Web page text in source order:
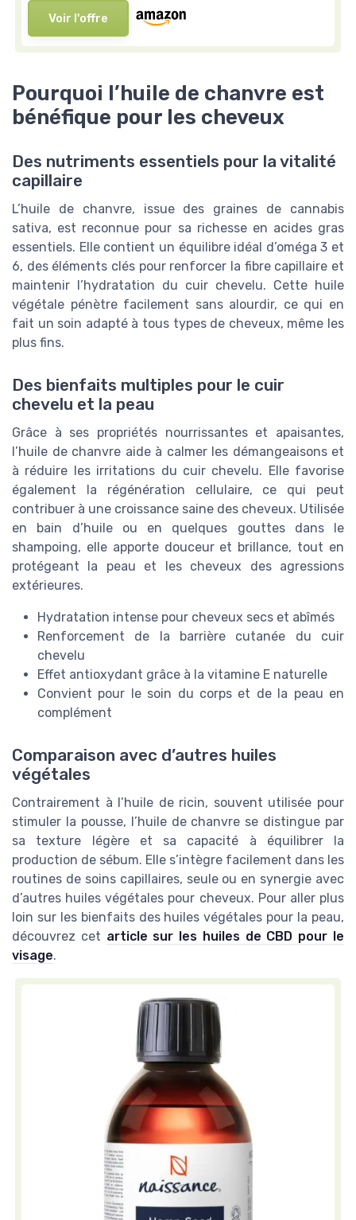
Voir l'offre
Pourquoi l’huile de chanvre est
bénéfique pour les cheveux
Des nutriments essentiels pour la vitalité
capillaire
L’huile de chanvre, issue des graines de cannabis
sativa, est reconnue pour sa richesse en acides gras
essentiels. Elle contient un équilibre idéal d’oméga 3 et
6, des éléments clés pour renforcer la fibre capillaire et
maintenir l’hydratation du cuir chevelu. Cette huile
végétale pénètre facilement sans alourdir, ce qui en
fait un soin adapté à tous types de cheveux, même les
plus fins.
Des bienfaits multiples pour le cuir
chevelu et la peau
Grâce à ses propriétés nourrissantes et apaisantes,
l’huile de chanvre aide à calmer les démangeaisons et
à réduire les irritations du cuir chevelu. Elle favorise
également la régénération cellulaire, ce qui peut
contribuer à une croissance saine des cheveux. Utilisée
en bain d’huile ou en quelques gouttes dans le
shampoing, elle apporte douceur et brillance, tout en
protégeant la peau et les cheveux des agressions
extérieures.
Hydratation intense pour cheveux secs et abîmés
Renforcement de la barrière cutanée du cuir
chevelu
Effet antioxydant grâce à la vitamine E naturelle
Convient pour le soin du corps et de la peau en
complément
Comparaison avec d’autres huiles
végétales
Contrairement à l’huile de ricin, souvent utilisée pour
stimuler la pousse, l’huile de chanvre se distingue par
sa texture légère et sa capacité à équilibrer la
production de sébum. Elle s’intègre facilement dans les
routines de soins capillaires, seule ou en synergie avec
d’autres huiles végétales pour cheveux. Pour aller plus
loin sur les bienfaits des huiles végétales pour la peau,
découvrez cet article sur les huiles de CBD pour le
visage.